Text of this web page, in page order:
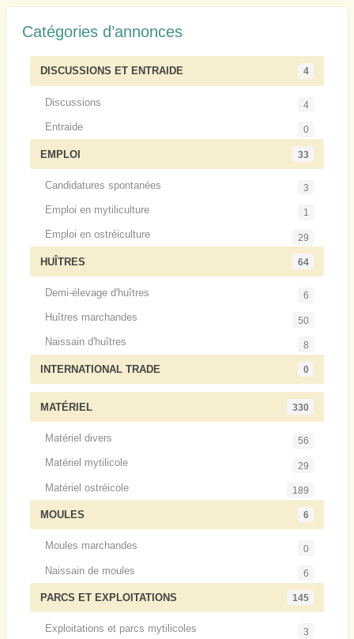
Catégories d’annonces
DISCUSSIONS ET ENTRAIDE 4
Discussions 4
Entraide 0
EMPLOI 33
Candidatures spontanées 3
Emploi en mytiliculture 1
Emploi en ostréiculture 29
HUÎTRES 64
Demi-élevage d'huîtres 6
Huîtres marchandes 50
Naissain d'huîtres 8
INTERNATIONAL TRADE 0
MATÉRIEL 330
Matériel divers 56
Matériel mytilicole 29
Matériel ostréicole 189
MOULES 6
Moules marchandes 0
Naissain de moules 6
PARCS ET EXPLOITATIONS 145
Exploitations et parcs mytilicoles 3